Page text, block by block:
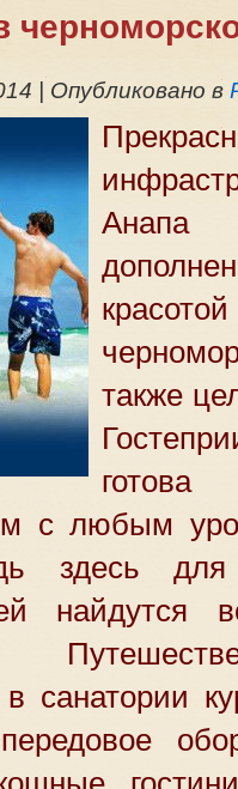
Опубликовано в
также
с любым
здесь для
найдутся
в санатории